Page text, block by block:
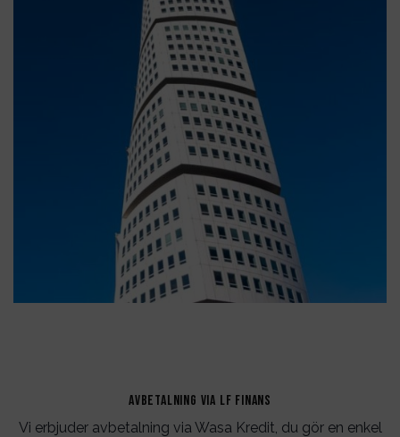
AVBETALNING VIA LF FINANS
Vi erbjuder avbetalning via Wasa Kredit, du gör en enkel